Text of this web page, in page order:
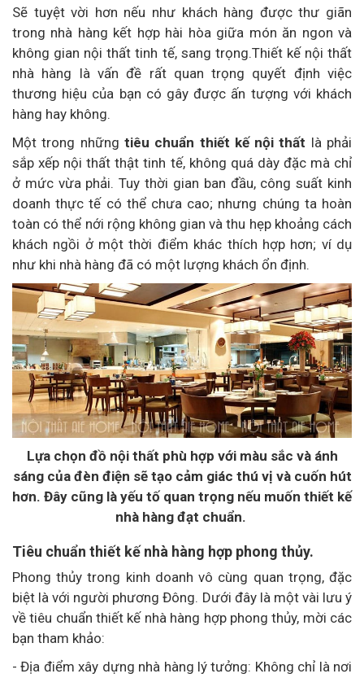
Sẽ tuyệt vời hơn nếu như khách hàng được thư giãn
trong nhà hàng kết hợp hài hòa giữa món ăn ngon và
không gian nội thất tinh tế, sang trọng.Thiết kế nội thất
nhà hàng là vấn đề rất quan trọng quyết định việc
thương hiệu của bạn có gây được ấn tượng với khách
hàng hay không.
Một trong những tiêu chuẩn thiết kế nội thất là phải
sắp xếp nội thất thật tinh tế, không quá dày đặc mà chỉ
ở mức vừa phải. Tuy thời gian ban đầu, công suất kinh
doanh thực tế có thể chưa cao; nhưng chúng ta hoàn
toàn có thể nới rộng không gian và thu hẹp khoảng cách
khách ngồi ở một thời điểm khác thích hợp hơn; ví dụ
như khi nhà hàng đã có một lượng khách ổn định.
Lựa chọn đồ nội thất phù hợp với màu sắc và ánh
sáng của đèn điện sẽ tạo cảm giác thú vị và cuốn hút
hơn. Đây cũng là yếu tố quan trọng nếu muốn thiết kế
nhà hàng đạt chuẩn.
Tiêu chuẩn thiết kế nhà hàng hợp phong thủy.
Phong thủy trong kinh doanh vô cùng quan trọng, đặc
biệt là với người phương Đông. Dưới đây là một vài lưu ý
về tiêu chuẩn thiết kế nhà hàng hợp phong thủy, mời các
bạn tham khảo:
- Địa điểm xây dựng nhà hàng lý tưởng: Không chỉ là nơi